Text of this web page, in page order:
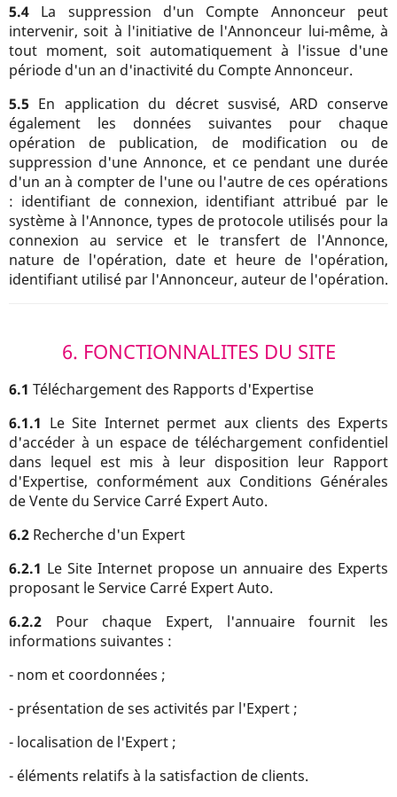
5.4 La suppression d'un Compte Annonceur peut
intervenir, soit à l'initiative de l'Annonceur lui-même, à
tout moment, soit automatiquement à l'issue d'une
période d'un an d'inactivité du Compte Annonceur.
5.5 En application du décret susvisé, ARD conserve
également les données suivantes pour chaque
opération de publication, de modification ou de
suppression d'une Annonce, et ce pendant une durée
d'un an à compter de l'une ou l'autre de ces opérations
: identifiant de connexion, identifiant attribué par le
système à l'Annonce, types de protocole utilisés pour la
connexion au service et le transfert de l'Annonce,
nature de l'opération, date et heure de l'opération,
identifiant utilisé par l'Annonceur, auteur de l'opération.
6. FONCTIONNALITES DU SITE
6.1 Téléchargement des Rapports d'Expertise
6.1.1 Le Site Internet permet aux clients des Experts
d'accéder à un espace de téléchargement confidentiel
dans lequel est mis à leur disposition leur Rapport
d'Expertise, conformément aux Conditions Générales
de Vente du Service Carré Expert Auto.
6.2 Recherche d'un Expert
6.2.1 Le Site Internet propose un annuaire des Experts
proposant le Service Carré Expert Auto.
6.2.2 Pour chaque Expert, l'annuaire fournit les
informations suivantes :
- nom et coordonnées ;
- présentation de ses activités par l'Expert ;
- localisation de l'Expert ;
- éléments relatifs à la satisfaction de clients.